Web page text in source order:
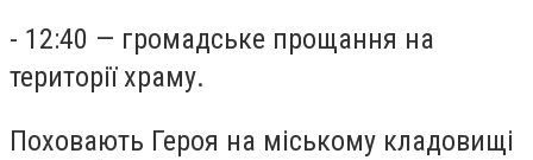
- 12:40 — громадське прощання на
території храму.
Поховають Героя на міському кладовищі